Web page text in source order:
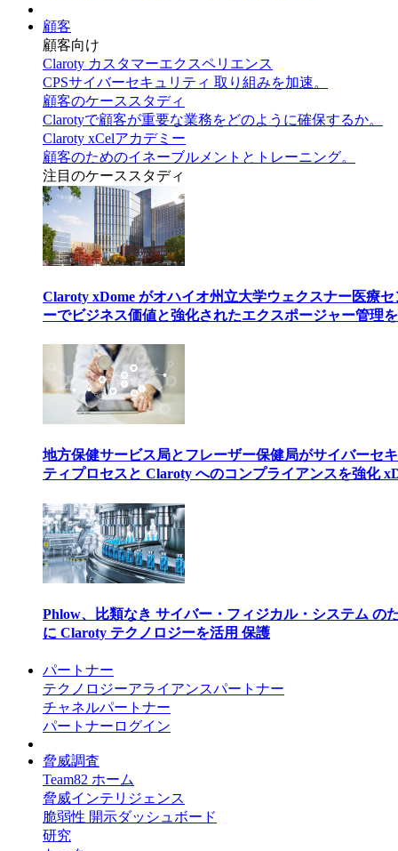
顧客
顧客向け
Claroty カスタマーエクスペリエンス
CPSサイバーセキュリティ 取り組みを加速。
顧客のケーススタディ
Clarotyで顧客が重要な業務をどのように確保するか。
Claroty xCelアカデミー
顧客のためのイネーブルメントとトレーニング。
注目のケーススタディ
Claroty xDome がオハイオ州立大学ウェクスナー医療セ
ーでビジネス価値と強化されたエクスポージャー管理
地方保健サービス局とフレーザー保健局がサイバーセ
ティプロセスと Claroty へのコンプライアンスを強化
Phlow、比類なき サイバー・フィジカル・システム の
に Claroty テクノロジーを活用 保護
パートナー
テクノロジーアライアンスパートナー
チャネルパートナー
パートナーログイン
脅威調査
Team82 ホーム
脅威インテリジェンス
脆弱性 開示ダッシュボード
研究